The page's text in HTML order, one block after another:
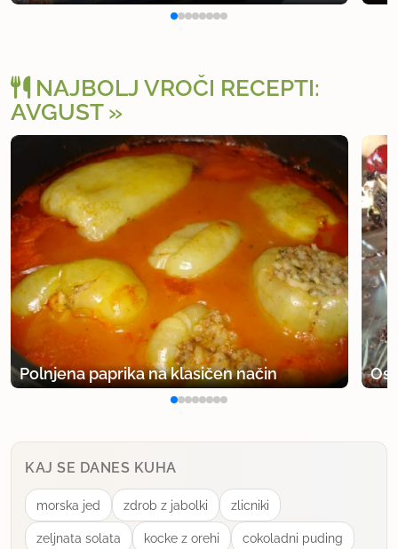
NAJBOLJ VROČI RECEPTI:
AVGUST
Polnjena paprika na klasičen način
KAJ SE DANES KUHA
morska jed zdrob z jabolki zlicniki
zeljnata solata kocke z orehi cokoladni puding